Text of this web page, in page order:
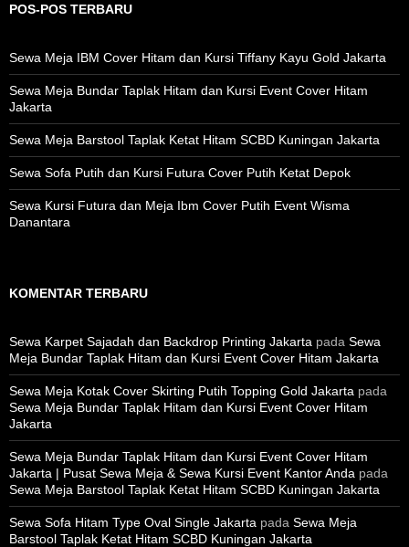
POS-POS TERBARU
Sewa Meja IBM Cover Hitam dan Kursi Tiffany Kayu Gold Jakarta
Sewa Meja Bundar Taplak Hitam dan Kursi Event Cover Hitam
Jakarta
Sewa Meja Barstool Taplak Ketat Hitam SCBD Kuningan Jakarta
Sewa Sofa Putih dan Kursi Futura Cover Putih Ketat Depok
Sewa Kursi Futura dan Meja Ibm Cover Putih Event Wisma
Danantara
KOMENTAR TERBARU
Sewa Karpet Sajadah dan Backdrop Printing Jakarta pada Sewa
Meja Bundar Taplak Hitam dan Kursi Event Cover Hitam Jakarta
Sewa Meja Kotak Cover Skirting Putih Topping Gold Jakarta pada
Sewa Meja Bundar Taplak Hitam dan Kursi Event Cover Hitam
Jakarta
Sewa Meja Bundar Taplak Hitam dan Kursi Event Cover Hitam
Jakarta | Pusat Sewa Meja & Sewa Kursi Event Kantor Anda pada
Sewa Meja Barstool Taplak Ketat Hitam SCBD Kuningan Jakarta
Sewa Sofa Hitam Type Oval Single Jakarta pada Sewa Meja
Barstool Taplak Ketat Hitam SCBD Kuningan Jakarta